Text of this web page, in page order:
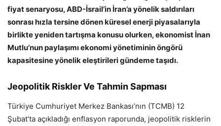
fiyat senaryosu, ABD-İsrail’in İran’a yönelik saldırıları
sonrası hızla tersine dönen küresel enerji piyasalarıyla
birlikte yeniden tartışma konusu olurken, ekonomist İnan
Mutlu’nun paylaşımı ekonomi yönetiminin öngörü
kapasitesine yönelik eleştirileri gündeme taşıdı.
Jeopolitik Riskler Ve Tahmin Sapması
Türkiye Cumhuriyet Merkez Bankası’nın (TCMB) 12
Şubat’ta açıkladığı enflasyon raporunda, jeopolitik risklerin